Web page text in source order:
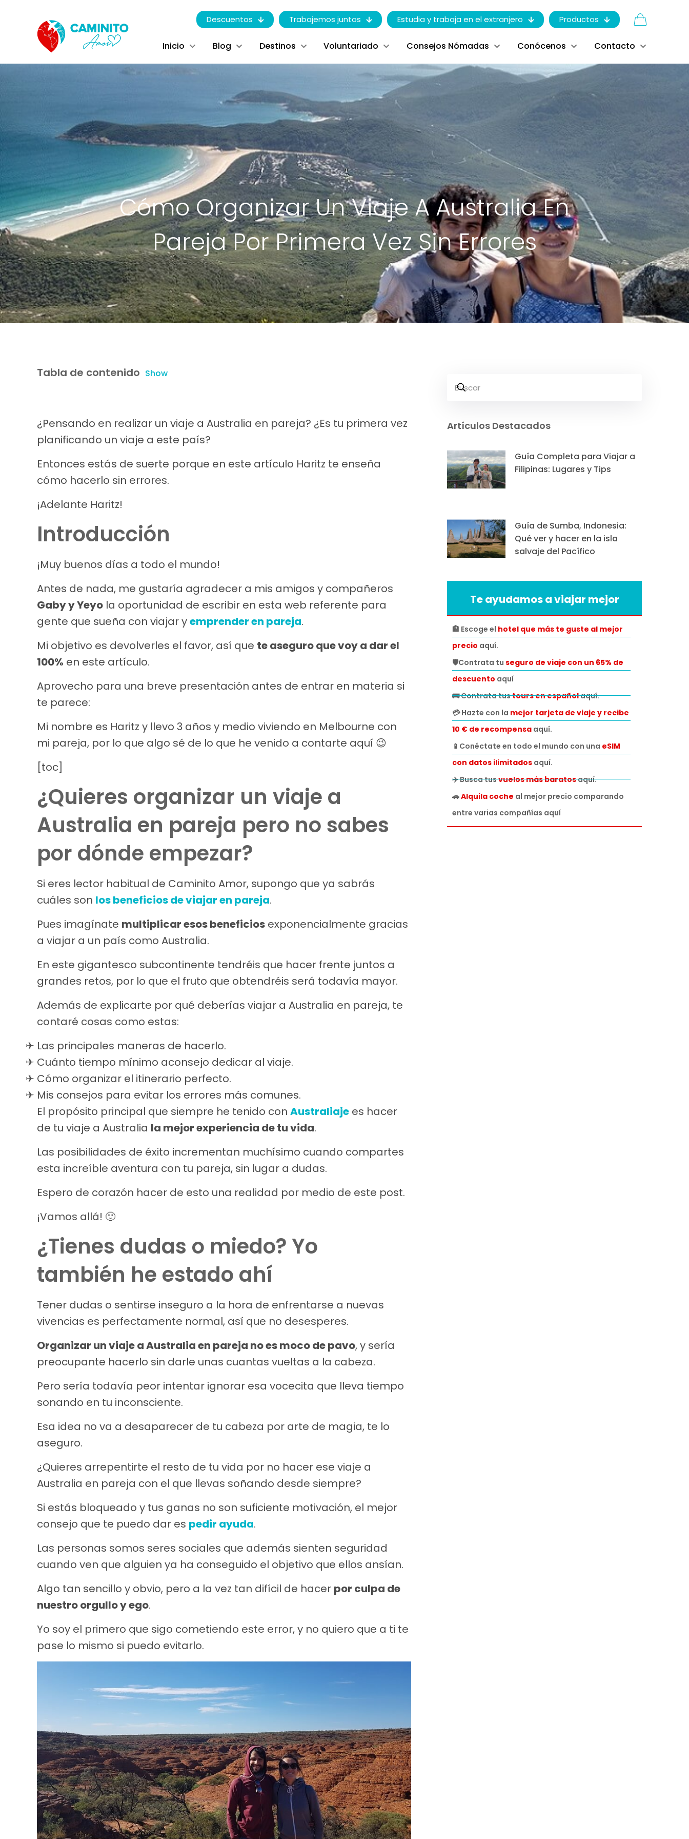
Descuentos Trabajemos juntos Estudia y trabaja en el extranjero Productos
Inicio Blog Destinos Voluntariado Consejos Nómadas Conócenos Contacto
Cómo Organizar Un Viaje A Australia En
Pareja Por Primera Vez Sin Errores
Tabla de contenido Show
¿Pensando en realizar un viaje a Australia en pareja? ¿Es tu primera vez
planificando un viaje a este país?
Entonces estás de suerte porque en este artículo Haritz te enseña
cómo hacerlo sin errores.
¡Adelante Haritz!
Introducción
¡Muy buenos días a todo el mundo!
Antes de nada, me gustaría agradecer a mis amigos y compañeros
Gaby y Yeyo la oportunidad de escribir en esta web referente para
gente que sueña con viajar yemprender en pareja.
Mi objetivo es devolverles el favor, así que te aseguro que voy a dar el
100% en este artículo.
Aprovecho para una breve presentación antes de entrar en materia si
te parece:
Mi nombre es Haritz y llevo 3 años y medio viviendo en Melbourne con
mi pareja, por lo que algo sé de lo que he venido a contarte aquí 😉
[toc]
¿Quieres organizar un viaje a
Australia en pareja pero no sabes
por dónde empezar?
Si eres lector habitual de Caminito Amor, supongo que ya sabrás
cuáles son los beneficios de viajar en pareja.
Pues imagínate multiplicar esos beneficios exponencialmente gracias
a viajar a un país como Australia.
En este gigantesco subcontinente tendréis que hacer frente juntos a
grandes retos, por lo que el fruto que obtendréis será todavía mayor.
Además de explicarte por qué deberías viajar a Australia en pareja, te
contaré cosas como estas:
Las principales maneras de hacerlo.
Cuánto tiempo mínimo aconsejo dedicar al viaje.
Cómo organizar el itinerario perfecto.
Mis consejos para evitar los errores más comunes.
El propósito principal que siempre he tenido con Australiaje es hacer
de tu viaje a Australia la mejor experiencia de tu vida.
Las posibilidades de éxito incrementan muchísimo cuando compartes
esta increíble aventura con tu pareja, sin lugar a dudas.
Espero de corazón hacer de esto una realidad por medio de este post.
¡Vamos allá! 🙂
¿Tienes dudas o miedo? Yo
también he estado ahí
Tener dudas o sentirse inseguro a la hora de enfrentarse a nuevas
vivencias es perfectamente normal, así que no desesperes.
Organizar un viaje a Australia en pareja no es moco de pavo, y sería
preocupante hacerlo sin darle unas cuantas vueltas a la cabeza.
Pero sería todavía peor intentar ignorar esa vocecita que lleva tiempo
sonando en tu inconsciente.
Esa idea no va a desaparecer de tu cabeza por arte de magia, te lo
aseguro.
¿Quieres arrepentirte el resto de tu vida por no hacer ese viaje a
Australia en pareja con el que llevas soñando desde siempre?
Si estás bloqueado y tus ganas no son suficiente motivación, el mejor
consejo que te puedo dar es pedir ayuda.
Las personas somos seres sociales que además sienten seguridad
cuando ven que alguien ya ha conseguido el objetivo que ellos ansían.
Algo tan sencillo y obvio, pero a la vez tan difícil de hacer por culpa de
nuestro orgullo y ego.
Yo soy el primero que sigo cometiendo este error, y no quiero que a ti te
pase lo mismo si puedo evitarlo.
Artículos Destacados
Guía Completa para Viajar a
Filipinas: Lugares y Tips
Guía de Sumba, Indonesia:
Qué ver y hacer en la isla
salvaje del Pacífico
Te ayudamos a viajar mejor
🏨 Escoge el hotel que más te guste al mejor
precio aquí.
🛡️Contrata tu seguro de viaje con un 65% de
descuento aquí
🚌 Contrata tustours en españolaquí.
💳 Hazte con la mejor tarjeta de viaje y recibe
10 € de recompensa aquí.
📱Conéctate en todo el mundo con una eSIM
con datos ilimitados aquí.
✈️ Busca tusvuelos más baratosaquí.
🚗Alquila coche al mejor precio comparando
entre varias compañías aquí